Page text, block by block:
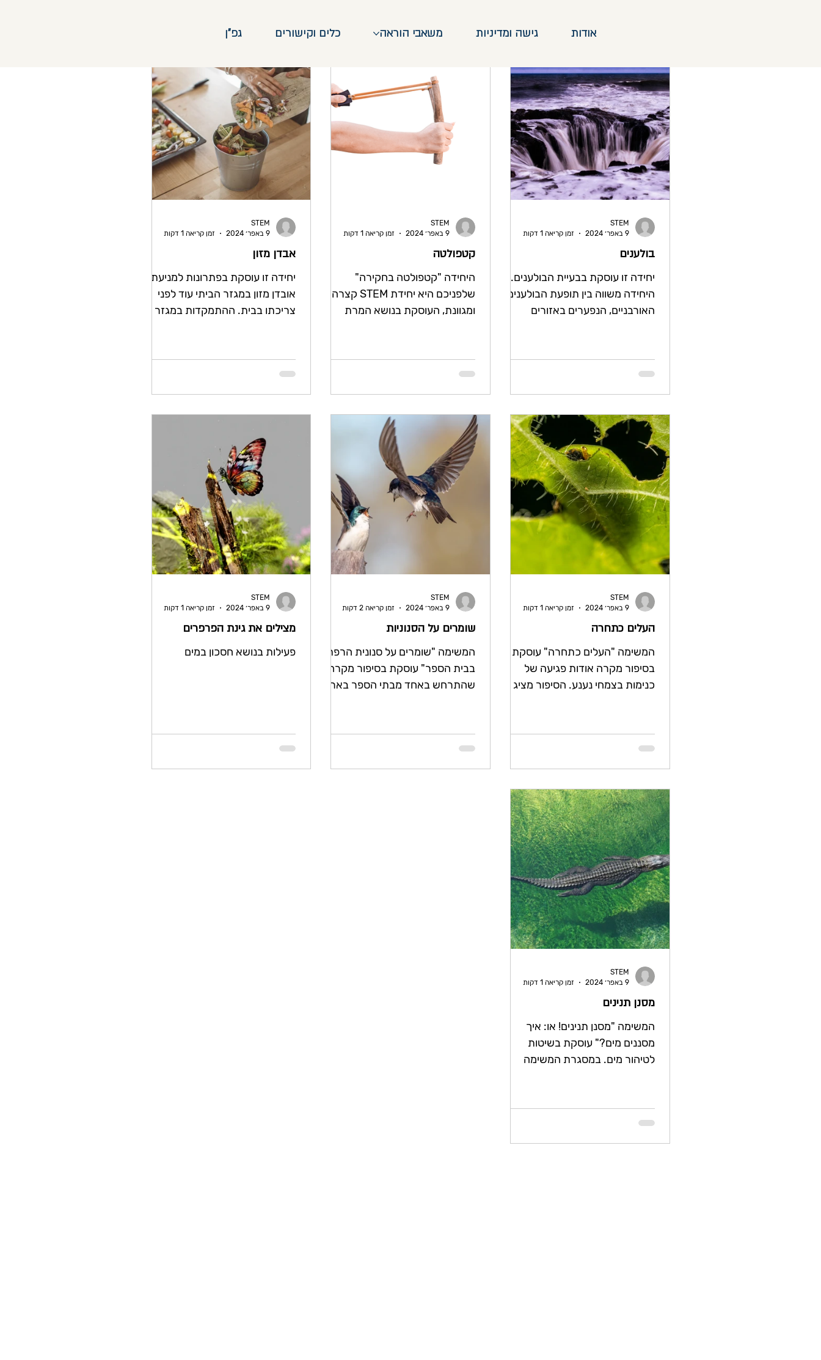
אודות גישה ומדיניות משאבי הוראה כלים וקישורים גפ"ן
בולענים
יחידה זו עוסקת בבעיית הבולענים.
היחידה משווה בין תופעת הבולענים
האורבניים, הנפערים באזורים
STEM
9 באפר׳ 2024
זמן קריאה 1 דקות
קטפולטה
היחידה "קטפולטה בחקירה"
שלפניכם היא יחידת STEM קצרה
ומגוונת, העוסקת בנושא המרת
STEM
9 באפר׳ 2024
זמן קריאה 1 דקות
אבדן מזון
יחידה זו עוסקת בפתרונות למניעת
אובדן מזון במגזר הביתי עוד לפני
צריכתו בבית. ההתמקדות במגזר
STEM
9 באפר׳ 2024
זמן קריאה 1 דקות
העלים כתחרה
המשימה "העלים כתחרה" עוסקת
בסיפור מקרה אודות פגיעה של
כנימות בצמחי נענע. הסיפור מציג את
STEM
9 באפר׳ 2024
זמן קריאה 1 דקות
שומרים על הסנוניות
המשימה "שומרים על סנונית הרפתות
בבית הספר" עוסקת בסיפור מקרה
שהתרחש באחד מבתי הספר בארץ.
STEM
9 באפר׳ 2024
זמן קריאה 2 דקות
מצילים את גינת הפרפרים
פעילות בנושא חסכון במים
STEM
9 באפר׳ 2024
זמן קריאה 1 דקות
מסנן תנינים
המשימה "מסנן תנינים! או: איך
מסננים מים?" עוסקת בשיטות
לטיהור מים. במסגרת המשימה
STEM
9 באפר׳ 2024
זמן קריאה 1 דקות